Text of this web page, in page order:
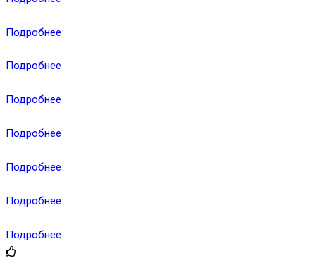
Подробнее
Подробнее
Подробнее
Подробнее
Подробнее
Подробнее
Подробнее